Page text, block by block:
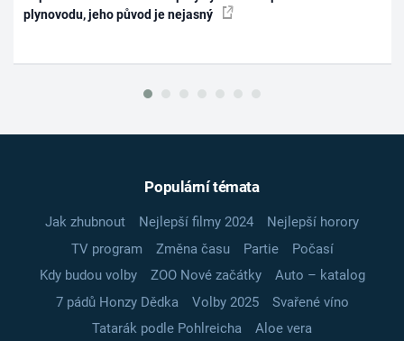
plynovodu, jeho původ je nejasný
Populární témata
Jak zhubnout Nejlepší filmy 2024
Nejlepší horory
TV program
Změna času Partie
Počasí
Kdy budou volby
ZOO Nové začátky
Auto – katalog
7 pádů Honzy Dědka
Volby 2025
Svařené víno
Tatarák podle Pohlreicha
Aloe vera